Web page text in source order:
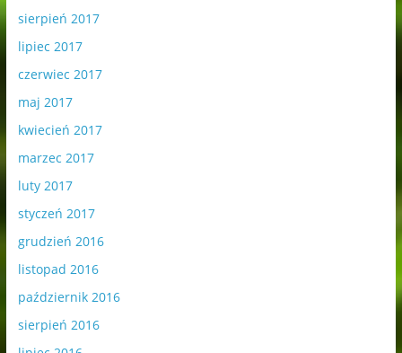
sierpień 2017
lipiec 2017
czerwiec 2017
maj 2017
kwiecień 2017
marzec 2017
luty 2017
styczeń 2017
grudzień 2016
listopad 2016
październik 2016
sierpień 2016